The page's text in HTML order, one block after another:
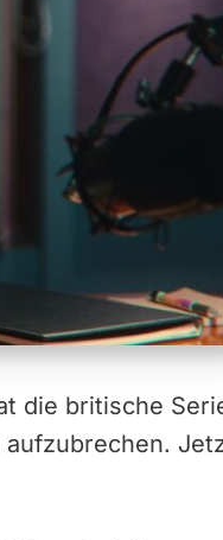
die britische
aufzubrechen.